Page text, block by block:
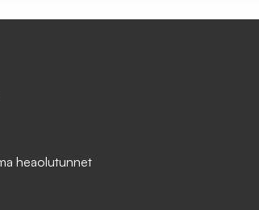
heaolutunnet